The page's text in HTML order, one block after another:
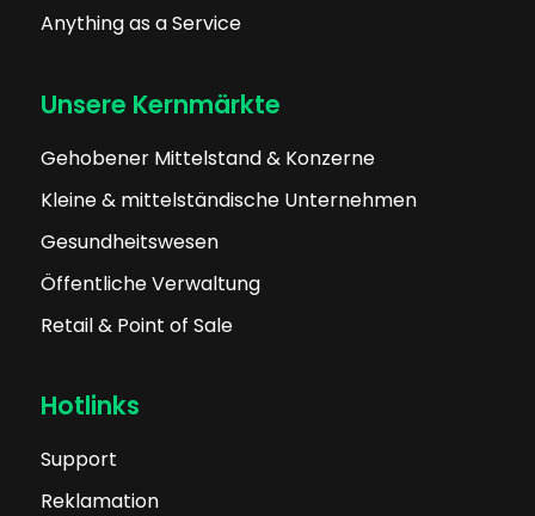
Anything as a Service
Unsere Kernmärkte
Gehobener Mittelstand & Konzerne
Kleine & mittelständische Unternehmen
Gesundheitswesen
Öffentliche Verwaltung
Retail & Point of Sale
Hotlinks
Support
Reklamation